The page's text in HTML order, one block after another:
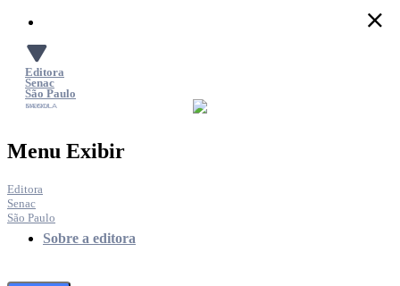
o
Conteúdo
Editora
Senac
São Paulo
SACOLA
MENU
Menu Exibir
Editora
Senac
São Paulo
Sobre a editora